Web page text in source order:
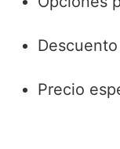
Precio